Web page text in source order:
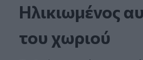
Ηλικιωμένος
του χωριού